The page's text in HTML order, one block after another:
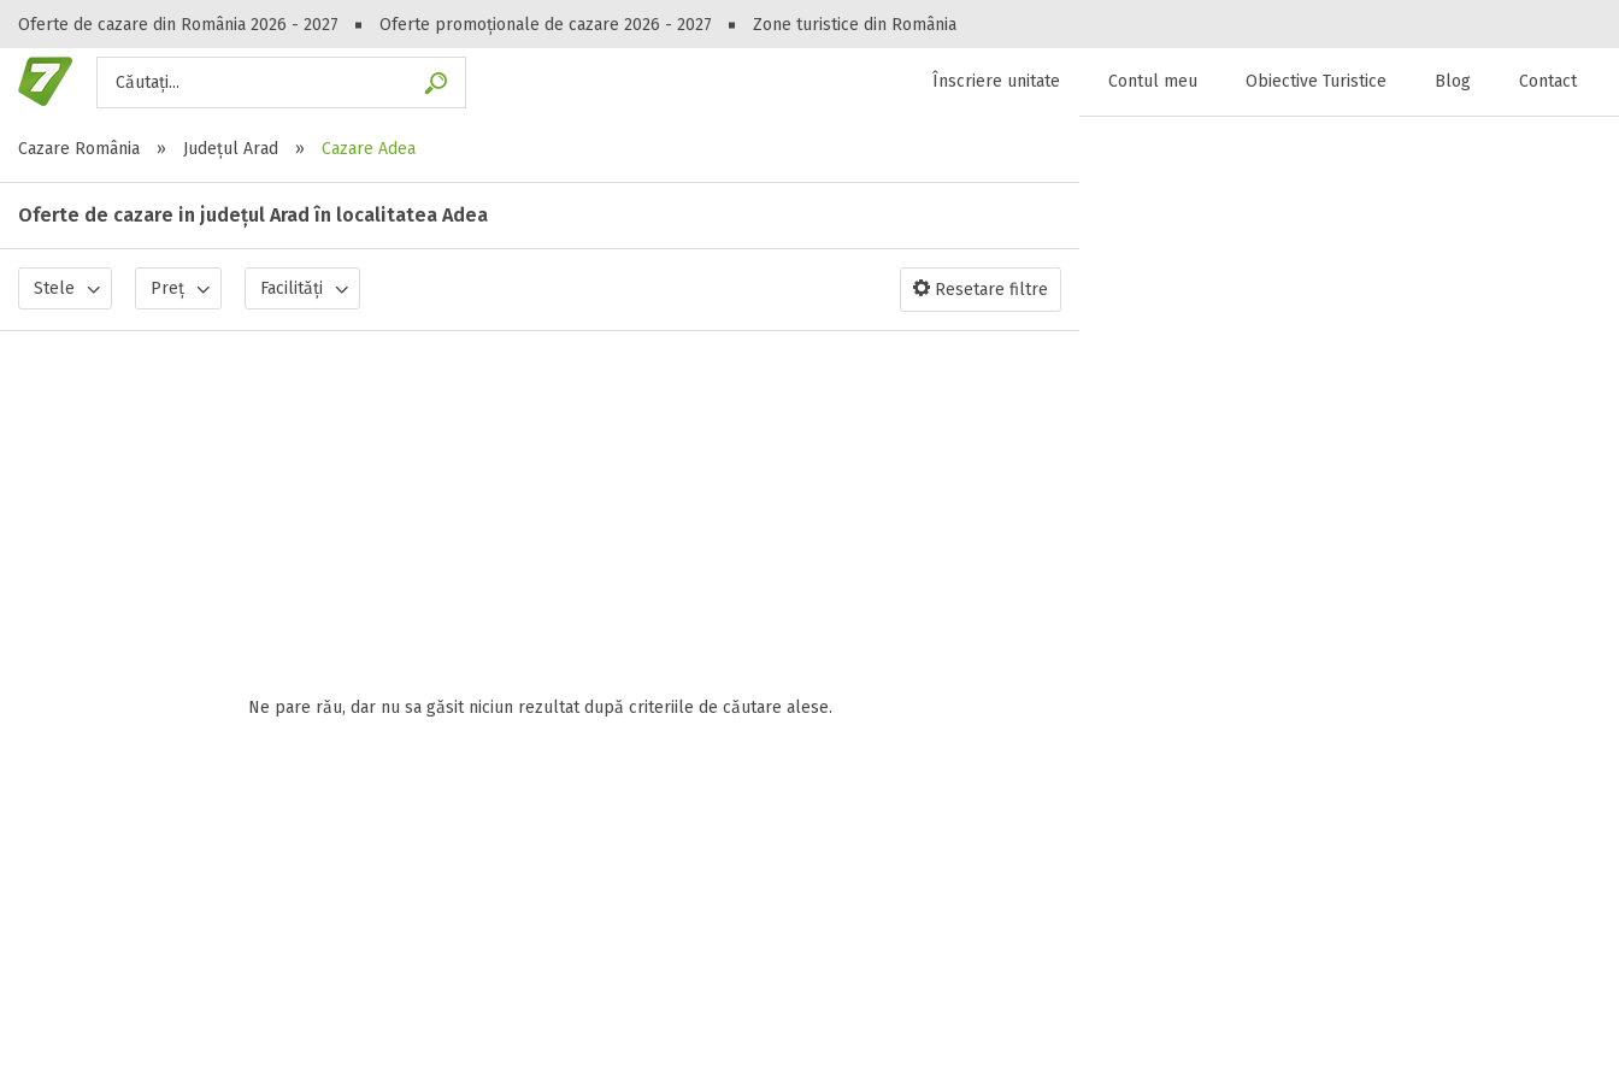
Oferte de cazare din România 2026 - 2027 Oferte promoționale de cazare 2026 - 2027 Zone turistice din România
Căutați...
Peste 10549 oferte de cazare!
Gasești hoteluri, pensiuni, vile, apartamente sau alte unitați de cazare la
Înscriere unitate Contul meu Obiective Turistice Blog Contact
Autentificare
Cazare România » Județul Arad » Cazare Adea
Oferte de cazare in județul Arad în localitatea Adea
Stele Preț Facilități Resetare filtre
Ne pare rău, dar nu sa găsit niciun rezultat după criteriile de căutare alese.